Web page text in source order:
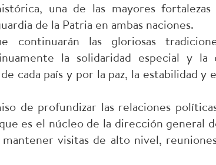
una de las mayores
de la Patria en ambas naciones.
continuarán las gloriosas
la solidaridad especial y la
cada país y por la paz, la estabilidad y
de profundizar las relaciones
es el núcleo de la dirección general
visitas de alto nivel,